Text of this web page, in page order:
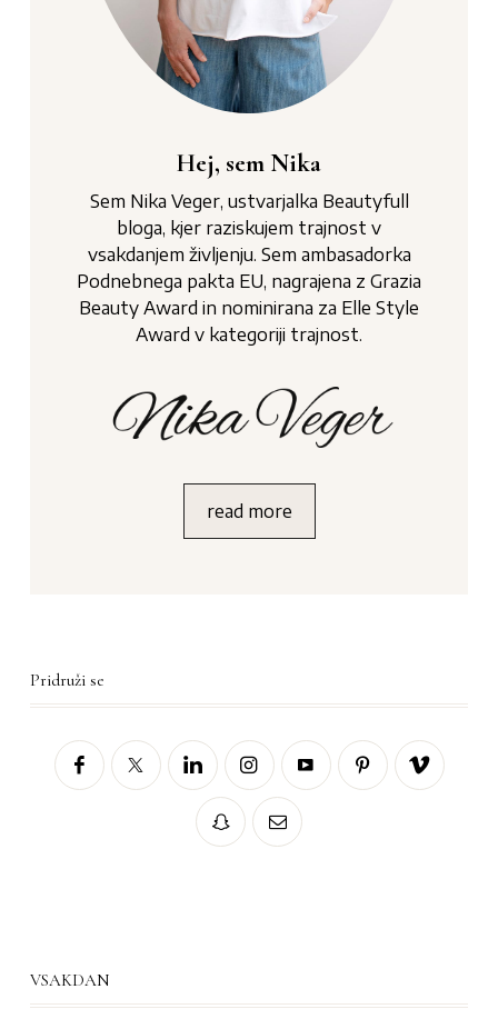
Hej, sem Nika
Sem Nika Veger, ustvarjalka Beautyfull
bloga, kjer raziskujem trajnost v
vsakdanjem življenju. Sem ambasadorka
Podnebnega pakta EU, nagrajena z Grazia
Beauty Award in nominirana za Elle Style
Award v kategoriji trajnost.
read more
Pridruži se
VSAKDAN